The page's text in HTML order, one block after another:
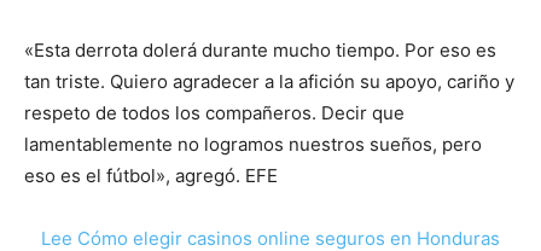
«Esta derrota dolerá durante mucho tiempo. Por eso es
tan triste. Quiero agradecer a la afición su apoyo, cariño y
respeto de todos los compañeros. Decir que
lamentablemente no logramos nuestros sueños, pero
eso es el fútbol», agregó. EFE
Lee Cómo elegir casinos online seguros en Honduras